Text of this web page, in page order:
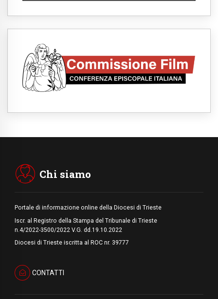
Hiroshima e Nagasaki, 81 anni dopo. Al via
06.08.2026
Libano, riprendono i colloqui di Roma tra
nuove tensioni e raid nel sud
tira e molla delle trattative, vogliono pace
Chi siamo
Portale di informazione online della Diocesi di Trieste
Iscr. al Registro della Stampa del Tribunale di Trieste
n.4/2022-3500/2022 V.G. dd.19.10.2022
Diocesi di Trieste iscritta al ROC nr. 39777
CONTATTI